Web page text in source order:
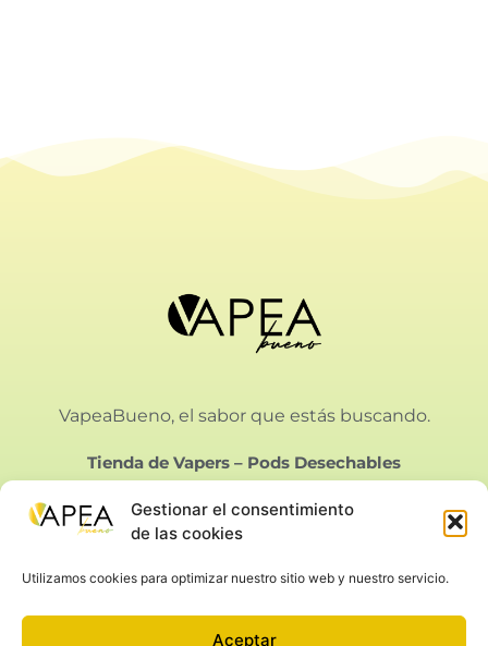
Gestionar el consentimiento
de las cookies
Utilizamos cookies para optimizar nuestro sitio web y nuestro servicio.
Aceptar
VapeaBueno, el sabor que estás buscando.
Tienda de Vapers – Pods Desechables